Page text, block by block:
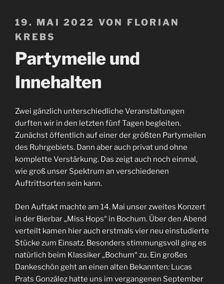
VERÖFFENTLICHT
AM
19. MAI 2022 VON FLORIAN
KREBS
Partymeile und
Innehalten
Zwei gänzlich unterschiedliche Veranstaltungen
durften wir in den letzten fünf Tagen begleiten.
Zunächst öffentlich auf einer der größten Partymeilen
des Ruhrgebiets. Dann aber auch privat und ohne
komplette Verstärkung. Das zeigt auch noch einmal,
wie groß unser Spektrum an verschiedenen
Auftrittsorten sein kann.
Den Auftakt machte am 14. Mai unser zweites Konzert
in der Bierbar „Miss Hops“ in Bochum. Über den Abend
verteilt kamen hier auch erstmals vier neu einstudierte
Stücke zum Einsatz. Besonders stimmungsvoll ging es
natürlich beim Klassiker „Bochum“ zu. Ein großes
Dankeschön geht an einen alten Bekannten: Lucas
Prats González hatte uns im vergangenen September